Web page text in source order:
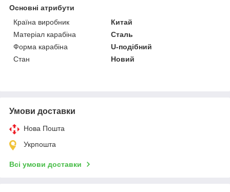
Основні атрибути
Країна виробник
Китай
Матеріал карабіна
Сталь
Форма карабіна
U-подібний
Стан
Новий
Умови доставки
Нова Пошта
Укрпошта
Всі умови доставки